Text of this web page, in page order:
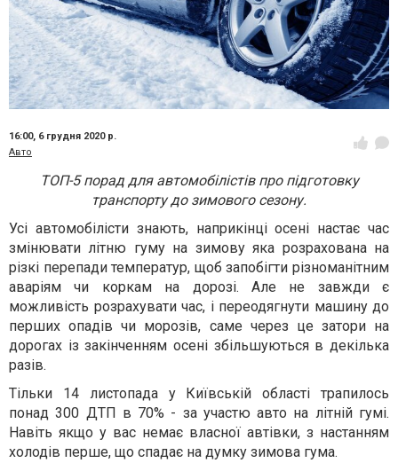
16:00, 6 грудня 2020 р.
Авто
ТОП-5 порад для автомобілістів про підготовку
транспорту до зимового сезону.
Усі автомобілісти знають, наприкінці осені настає час
змінювати літню гуму на зимову яка розрахована на
різкі перепади температур, щоб запобігти різноманітним
аваріям чи коркам на дорозі. Але не завжди є
можливість розрахувати час, і переодягнути машину до
перших опадів чи морозів, саме через це затори на
дорогах із закінченням осені збільшуються в декілька
разів.
Тільки 14 листопада у Київській області трапилось
понад 300 ДТП в 70% - за участю авто на літній гумі.
Навіть якщо у вас немає власної автівки, з настанням
холодів перше, що спадає на думку зимова гума.